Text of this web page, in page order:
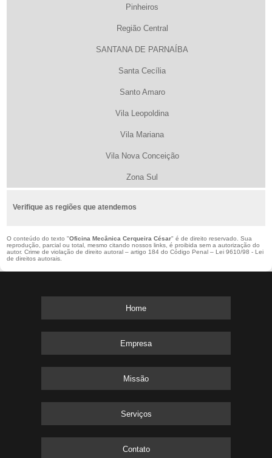
Pinheiros
Região Central
SANTANA DE PARNAÍBA
Santa Cecília
Santo Amaro
Vila Leopoldina
Vila Mariana
Vila Nova Conceição
Zona Sul
Verifique as regiões que atendemos
O conteúdo do texto "Oficina Mecânica Cerqueira César" é de direito reservado. Sua
reprodução, parcial ou total, mesmo citando nossos links, é proibida sem a autorização do
autor. Crime de violação de direito autoral – artigo 184 do Código Penal –Lei 9610/98 - Lei
de direitos autorais
Home
Empresa
Missão
Serviços
Contato